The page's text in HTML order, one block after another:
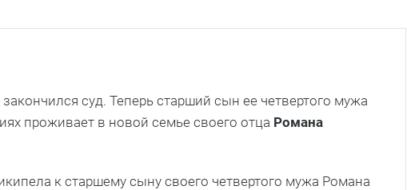
суд. Теперь старший сын ее четвертого мужа
проживает в новой семье своего отца Романа
к старшему сыну своего четвертого мужа Романа